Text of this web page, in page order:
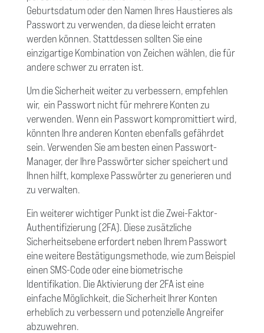
Geburtsdatum oder den Namen Ihres Haustieres als
Passwort zu verwenden, da diese leicht erraten
werden können. Stattdessen sollten Sie eine
einzigartige Kombination von Zeichen wählen, die für
andere schwer zu erraten ist.
Um die Sicherheit weiter zu verbessern, empfehlen
wir, ein Passwort nicht für mehrere Konten zu
verwenden. Wenn ein Passwort kompromittiert wird,
könnten Ihre anderen Konten ebenfalls gefährdet
sein. Verwenden Sie am besten einen Passwort-
Manager, der Ihre Passwörter sicher speichert und
Ihnen hilft, komplexe Passwörter zu generieren und
zu verwalten.
Ein weiterer wichtiger Punkt ist die Zwei-Faktor-
Authentifizierung (2FA). Diese zusätzliche
Sicherheitsebene erfordert neben Ihrem Passwort
eine weitere Bestätigungsmethode, wie zum Beispiel
einen SMS-Code oder eine biometrische
Identifikation. Die Aktivierung der 2FA ist eine
einfache Möglichkeit, die Sicherheit Ihrer Konten
erheblich zu verbessern und potenzielle Angreifer
abzuwehren.